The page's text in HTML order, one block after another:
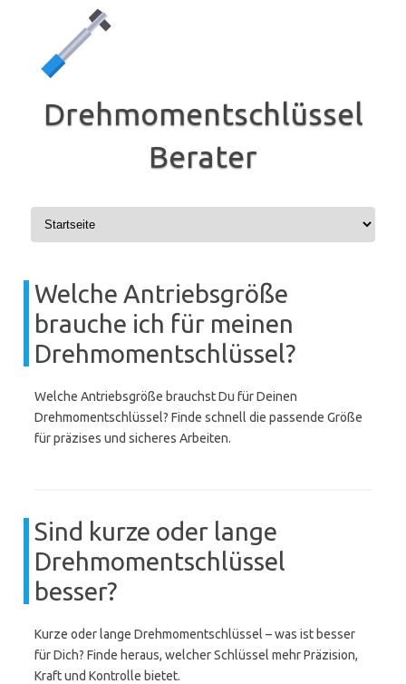
Drehmomentschlüssel
Berater
Welche Antriebsgröße
brauche ich für meinen
Drehmomentschlüssel?
Welche Antriebsgröße brauchst Du für Deinen
Drehmomentschlüssel? Finde schnell die passende Größe
für präzises und sicheres Arbeiten.
Sind kurze oder lange
Drehmomentschlüssel
besser?
Kurze oder lange Drehmomentschlüssel – was ist besser
für Dich? Finde heraus, welcher Schlüssel mehr Präzision,
Kraft und Kontrolle bietet.